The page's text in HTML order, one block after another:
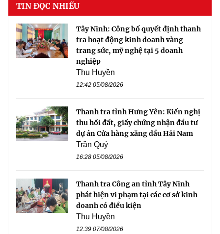
TIN ĐỌC NHIỀU
Tây Ninh: Công bố quyết định thanh
tra hoạt động kinh doanh vàng
trang sức, mỹ nghệ tại 5 doanh
nghiệp
Thu Huyền
12:42 05/08/2026
Thanh tra tỉnh Hưng Yên: Kiến nghị
thu hồi đất, giấy chứng nhận đầu tư
dự án Cửa hàng xăng dầu Hải Nam
Trần Quý
16:28 05/08/2026
Thanh tra Công an tỉnh Tây Ninh
phát hiện vi phạm tại các cơ sở kinh
doanh có điều kiện
Thu Huyền
12:39 07/08/2026